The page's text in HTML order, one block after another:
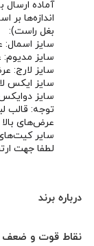
آماده
اندازه‌ها
بغل راست):
سایز اسمال: عرض ۴۸ طول
سایز مدیوم: عرض ۵۰ طول
سایز لارج: عرض ۵۲ طول ۷۵
سایز ایکس لارج: عرض
سایز دوایکس لارج:
توجه: قالب
عرض‌های
سایر
لطفا جهت
درباره برند
پوما
نقاط قوت و ضعف